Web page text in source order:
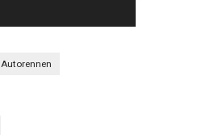
Autorennen